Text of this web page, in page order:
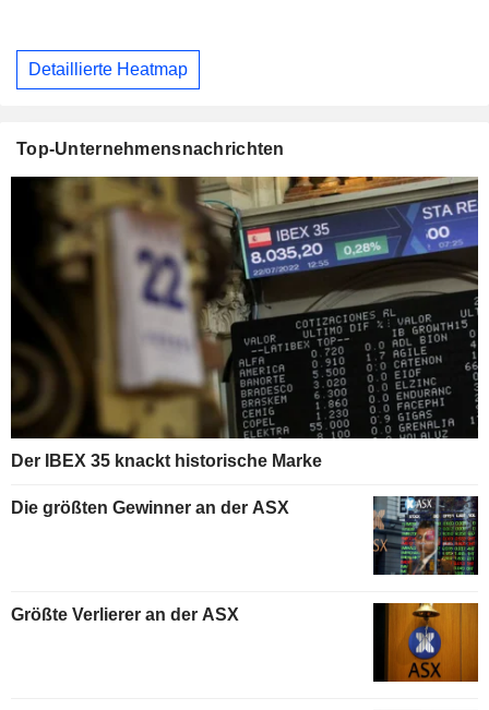
Detaillierte Heatmap
Top-Unternehmensnachrichten
Der IBEX 35 knackt historische Marke
Die größten Gewinner an der ASX
Größte Verlierer an der ASX